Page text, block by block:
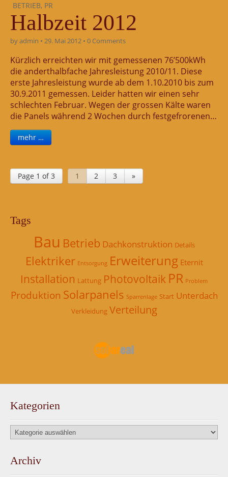
BETRIEB, PR
Halbzeit 2012
byadmin • 29. Mai 2012 • 0 Comments
Kürzlich erreichten wir mit gemessenen 76’500kWh
die anderthalbfache Jahresleistung 2010/11. Diese
erste Jahresleistung wurde ab dem 1.10.2010 bis zum
30.9.2011 gemessen. Leider hatten wir einen sehr
schlechten Februar. Wegen der grossen Kälte waren
die Panels während 2 Wochen durch festgefrorenen…
mehr …
Page 1 of 3 1 2 3 »
Tags
Bau Betrieb Dachkonstruktion Details
Elektriker Entsorgung Erweiterung Eternit
Installation Lattung Photovoltaik PR Problem
Produktion Solarpanels Sparrenlage Start Unterdach
Verkleidung Verteilung
Kategorien
Kategorien
Archiv